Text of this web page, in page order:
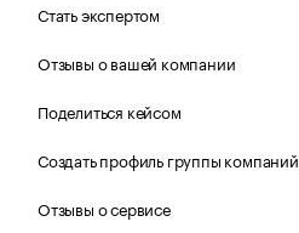
Стать экспертом
Отзывы о вашей компании
Поделиться кейсом
Создать профиль группы компаний
Отзывы о сервисе